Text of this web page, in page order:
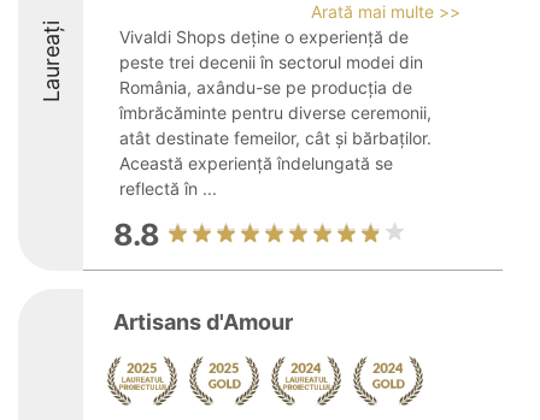
Laureați
Arată mai multe >>
Vivaldi Shops deține o experiență de
peste trei decenii în sectorul modei din
România, axându-se pe producția de
îmbrăcăminte pentru diverse ceremonii,
atât destinate femeilor, cât și bărbaților.
Această experiență îndelungată se
reflectă în ...
8.8
Artisans d'Amour